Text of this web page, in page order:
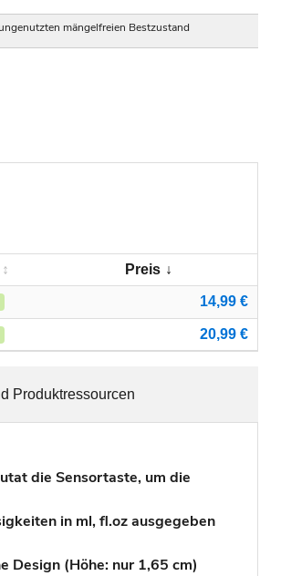
mängelfreien Bestzustand
Preis
14,99 €
20,99 €
die Sensortaste, um die
in ml, fl.oz ausgegeben
Design (Höhe: nur 1,65 cm)
Produktressourcen